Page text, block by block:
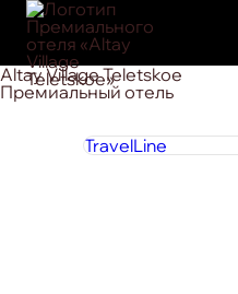
Altay Village Teletskoe
Премиальный отель
TravelLine